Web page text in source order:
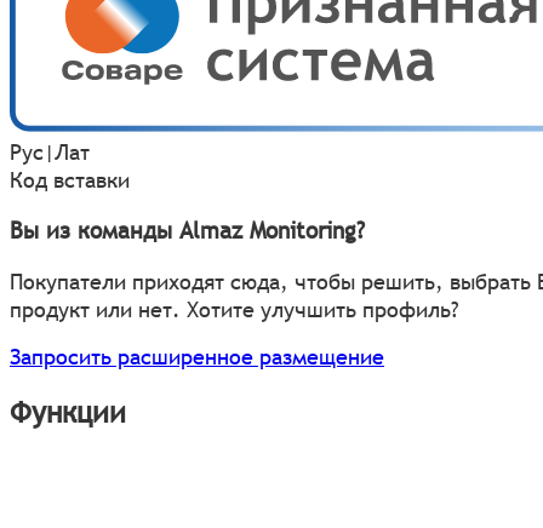
Рус|Лат
Код вставки
Вы из команды Almaz Monitoring?
Покупатели приходят сюда, чтобы решить, выбрать
продукт или нет. Хотите улучшить профиль?
Запросить расширенное размещение
Функции